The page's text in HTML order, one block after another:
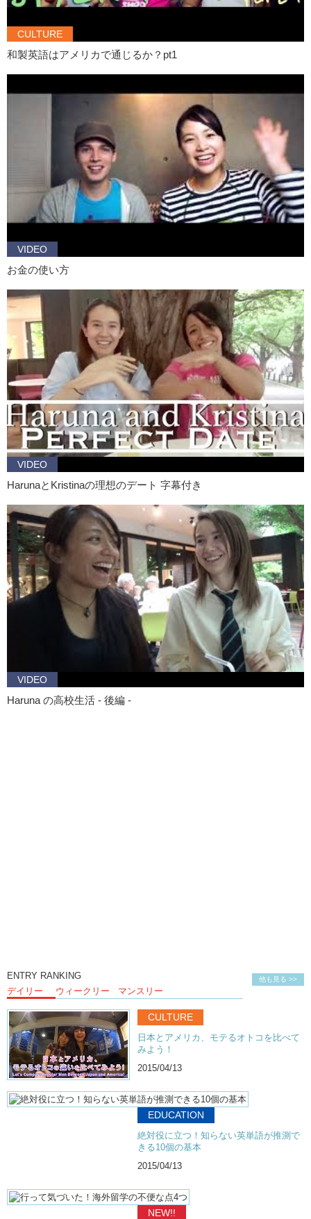
K: But…a kind gardener …
A: But a kind garden..gardener..
A: Took me to..ER..ER.
K: Yes. She’s alive!
A: Yeah I’m alive!
K: Next time…we’ll have more drunk stories! Nice job today!
A: Thank you!!
K: CUT!
CULTURE
和製英語はアメリカで通じるか？pt1
VIDEO
お金の使い方
VIDEO
HarunaとKristinaの理想のデート 字幕付き
VIDEO
Haruna の高校生活 - 後編 -
他も見る >>
ENTRY RANKING
デイリー
ウィークリー マンスリー
CULTURE
日本とアメリカ、モテるオトコを比べて
みよう！
2015/04/13
EDUCATION
絶対役に立つ！知らない英単語が推測で
きる10個の基本
2015/04/13
NEW!!